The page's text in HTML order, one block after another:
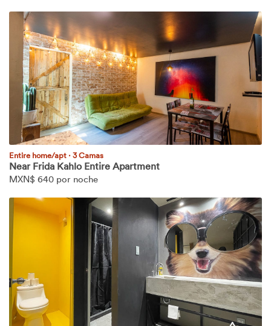
Entire home/apt ·3 Camas
Near Frida Kahlo Entire Apartment
MXN$ 640 por noche